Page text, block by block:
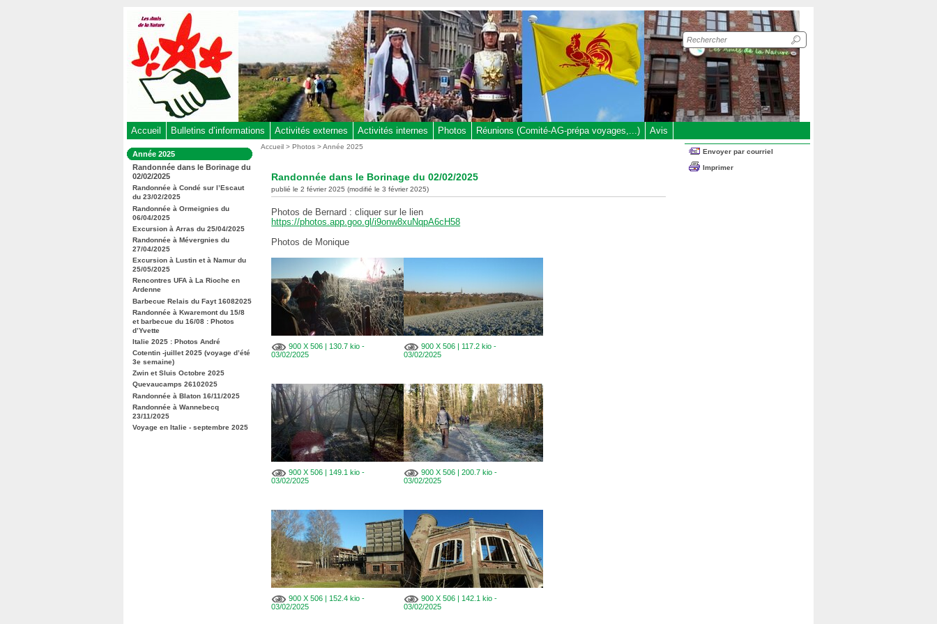
Recherche
sur
le
site
Accueil Bulletins d’informations Activités externes Activités internes Photos Réunions (Comité-AG-prépa voyages,...) Avis
Dans
la
rubrique
:
Année 2025
Randonnée dans le Borinage du
02/02/2025
Randonnée à Condé sur l’Escaut
du 23/02/2025
Randonnée à Ormeignies du
06/04/2025
Excursion à Arras du 25/04/2025
Randonnée à Mévergnies du
27/04/2025
Excursion à Lustin et à Namur du
25/05/2025
Rencontres UFA à La Rioche en
Ardenne
Barbecue Relais du Fayt 16082025
Randonnée à Kwaremont du 15/8
et barbecue du 16/08 : Photos
d’Yvette
Italie 2025 : Photos André
Cotentin -juillet 2025 (voyage d’été
3e semaine)
Zwin et Sluis Octobre 2025
Quevaucamps 26102025
Randonnée à Blaton 16/11/2025
Randonnée à Wannebecq
23/11/2025
Voyage en Italie - septembre 2025
Vous
Accueil >Photos >Année 2025
Randonnée dans le Borinage du 02/02/2025
publié le 2 février 2025 (modifié le 3 février 2025)
Photos de Bernard : cliquer sur le lien
https://photos.app.goo.gl/i9onw8xuNqpA6cH58
Photos de Monique
900 X 506 | 130.7 kio -
03/02/2025
900 X 506 | 117.2 kio -
03/02/2025
900 X 506 | 149.1 kio -
03/02/2025
900 X 506 | 200.7 kio -
03/02/2025
900 X 506 | 152.4 kio -
03/02/2025
900 X 506 | 142.1 kio -
03/02/2025
Envoyer par courriel
Imprimer